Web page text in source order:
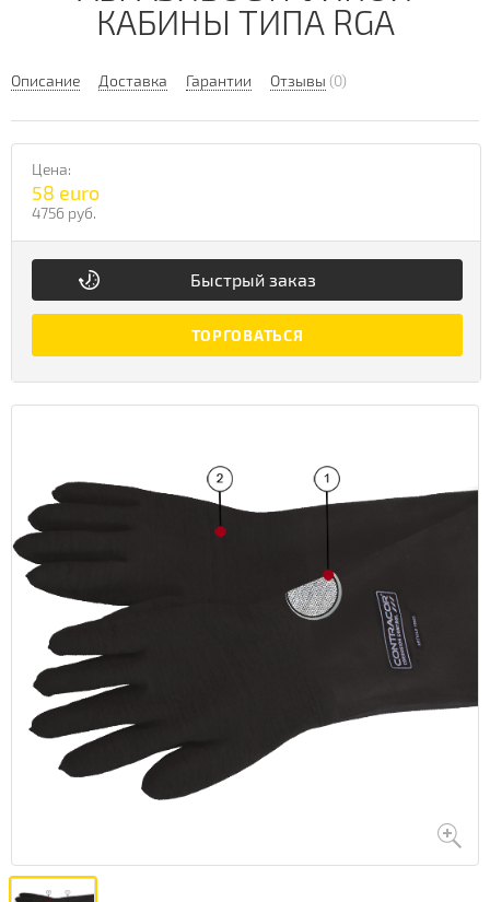
КАБИНЫ ТИПА RGA
Описание Доставка Гарантии Отзывы (0)
Цена:
58 euro
4756 руб.
Быстрый заказ
ТОРГОВАТЬСЯ